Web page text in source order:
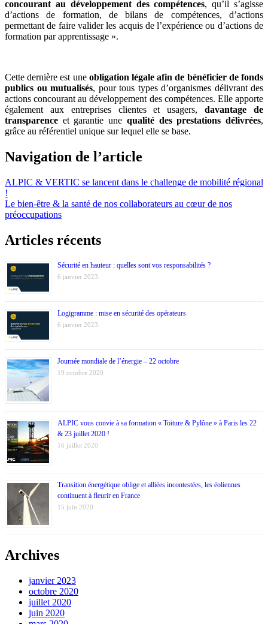
concourant au développement des compétences, qu’il s’agisse
d’actions de formation, de bilans de compétences, d’actions
permettant de faire valider les acquis de l’expérience ou d’actions de
formation par apprentissage ».
Cette dernière est une obligation légale afin de bénéficier de fonds
publics ou mutualisés, pour tous types d’organismes délivrant des
actions concourant au développement des compétences. Elle apporte
également aux entreprises clientes et usagers,davantage de
transparence et garantie une qualité des prestations délivrées,
grâce au référentiel unique sur lequel elle se base.
Navigation de l’article
ALPIC & VERTIC se lancent dans le challenge de mobilité régional
!
Le bien-être & la santé de nos collaborateurs au cœur de nos
préoccupations
Articles récents
Sécurité en hauteur : quelles sont vos responsabilités ?
6 janvier 2023
Logigramme : mise en sécurité des opérateurs
6 janvier 2023
Journée mondiale de l’énergie – 22 octobre
19 octobre 2020
ALPIC vous convie à sa formation « Toiture & Pylône » à Paris les 22
& 23 juillet 2020 !
16 juillet 2020
Transition énergétique oblige et alliées incontestées, les éoliennes
continuent à fleurir en France
15 juin 2020
Archives
janvier 2023
octobre 2020
juillet 2020
juin 2020